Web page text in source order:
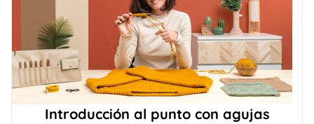
Introducción al punto con agujas